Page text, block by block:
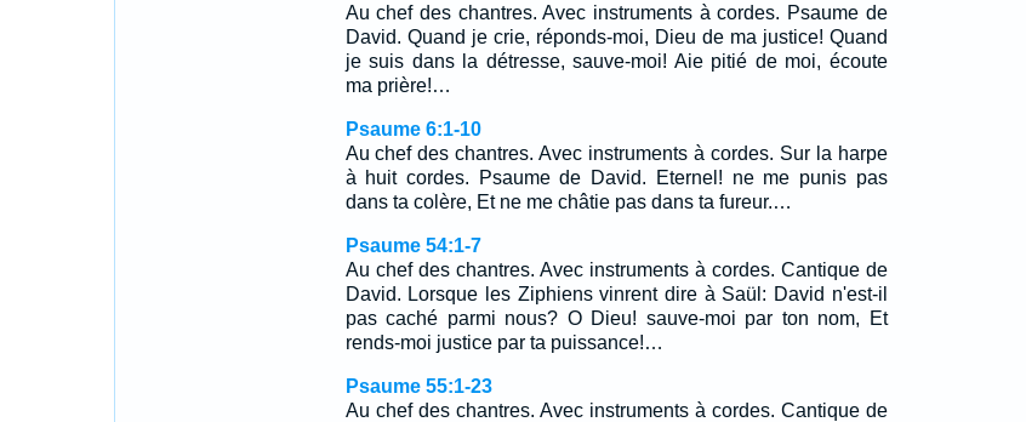
Au chef des chantres. Avec instruments à cordes. Psaume de
David. Quand je crie, réponds-moi, Dieu de ma justice! Quand
je suis dans la détresse, sauve-moi! Aie pitié de moi, écoute
ma prière!…
Psaume 6:1-10
Au chef des chantres. Avec instruments à cordes. Sur la harpe
à huit cordes. Psaume de David. Eternel! ne me punis pas
dans ta colère, Et ne me châtie pas dans ta fureur.…
Psaume 54:1-7
Au chef des chantres. Avec instruments à cordes. Cantique de
David. Lorsque les Ziphiens vinrent dire à Saül: David n'est-il
pas caché parmi nous? O Dieu! sauve-moi par ton nom, Et
rends-moi justice par ta puissance!…
Psaume 55:1-23
Au chef des chantres. Avec instruments à cordes. Cantique de